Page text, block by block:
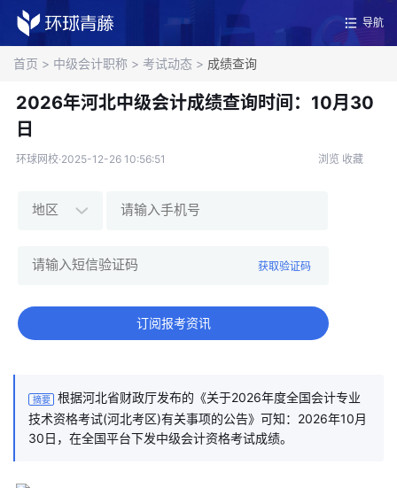
导航
首页 > 中级会计职称 > 考试动态 > 成绩查询
2026年河北中级会计成绩查询时间：10月30
日
环球网校·2025-12-26 10:56:51 浏览 收藏
获取验证码
订阅报考资讯
摘要
根据河北省财政厅发布的《关于2026年度全国会计专业
技术资格考试(河北考区)有关事项的公告》可知：2026年10月
30日，在全国平台下发中级会计资格考试成绩。